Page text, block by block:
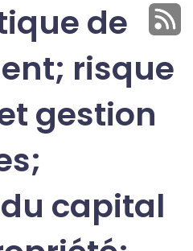
de
risque
gestion
capital